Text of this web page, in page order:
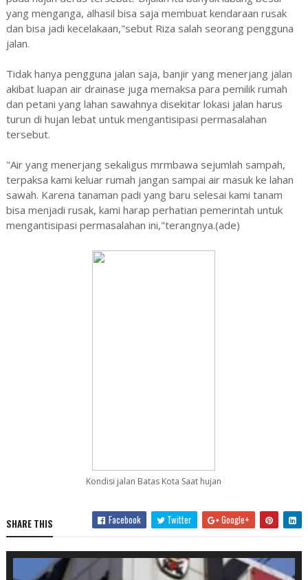
yang menganga, alhasil bisa saja membuat kendaraan rusak
dan bisa jadi kecelakaan,"sebut Riza salah seorang pengguna
jalan.
Tidak hanya pengguna jalan saja, banjir yang menerjang jalan
akibat luapan air drainase juga memaksa para pemilik rumah
dan petani yang lahan sawahnya disekitar lokasi jalan harus
turun di hujan lebat untuk mengantisipasi permasalahan
tersebut.
"Air yang menerjang sekaligus mrmbawa sejumlah sampah,
terpaksa kami keluar rumah jangan sampai air masuk ke lahan
sawah. Karena tanaman padi yang baru selesai kami tanam
bisa menjadi rusak, kami harap perhatian pemerintah untuk
mengantisipasi permasalahan ini,"terangnya.(ade)
Kondisi jalan Batas Kota Saat hujan
SHARE THIS Facebook Twitter Google+